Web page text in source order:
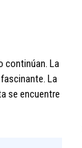
continúan. La
La
se encuentre